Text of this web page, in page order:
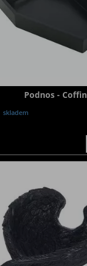
Podnos - Coffin
skladem